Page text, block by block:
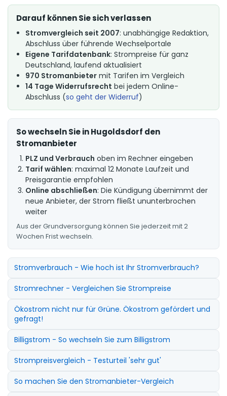
Darauf können Sie sich verlassen
Stromvergleich seit 2007: unabhängige Redaktion,
Abschluss über führende Wechselportale
Eigene Tarifdatenbank: Strompreise für ganz
Deutschland, laufend aktualisiert
970 Stromanbieter mit Tarifen im Vergleich
14 Tage Widerrufsrecht bei jedem Online-
Abschluss (so geht der Widerruf)
So wechseln Sie in Hugoldsdorf den
Stromanbieter
PLZ und Verbrauch oben im Rechner eingeben
Tarif wählen: maximal 12 Monate Laufzeit und
Preisgarantie empfohlen
Online abschließen: Die Kündigung übernimmt der
neue Anbieter, der Strom fließt ununterbrochen
weiter
Aus der Grundversorgung können Sie jederzeit mit 2
Wochen Frist wechseln.
Stromverbrauch - Wie hoch ist Ihr Stromverbrauch?
Stromrechner - Vergleichen Sie Strompreise
Ökostrom nicht nur für Grüne. Ökostrom gefördert und
gefragt!
Billigstrom - So wechseln Sie zum Billigstrom
Strompreisvergleich - Testurteil 'sehr gut'
So machen Sie den Stromanbieter-Vergleich